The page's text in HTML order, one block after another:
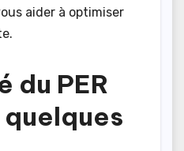
aider à optimiser
du PER